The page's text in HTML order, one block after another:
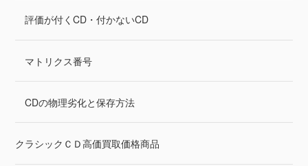
評価が付くCD・付かないCD
マトリクス番号
CDの物理劣化と保存方法
クラシックＣＤ高価買取価格商品